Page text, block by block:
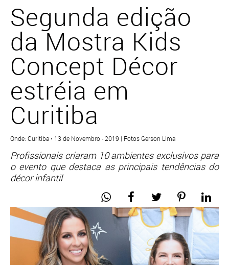
Segunda edição
da Mostra Kids
Concept Décor
estréia em
Curitiba
Onde: Curitiba • 13 de Novembro - 2019 | Fotos Gerson Lima
Profissionais criaram 10 ambientes exclusivos para
o evento que destaca as principais tendências do
décor infantil